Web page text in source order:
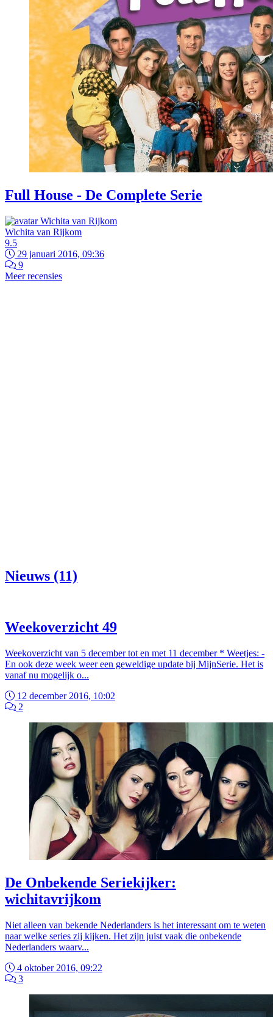
Full House - De Complete Serie
Wichita van Rijkom
9.5
29 januari 2016, 09:36
9
Meer recensies
Nieuws (11)
Weekoverzicht 49
Weekoverzicht van 5 december tot en met 11 december * Weetjes: -
En ook deze week weer een geweldige update bij MijnSerie. Het is
vanaf nu mogelijk o...
12 december 2016, 10:02
2
De Onbekende Seriekijker:
wichitavrijkom
Niet alleen van bekende Nederlanders is het interessant om te weten
naar welke series zij kijken. Het zijn juist vaak die onbekende
Nederlanders waarv...
4 oktober 2016, 09:22
3